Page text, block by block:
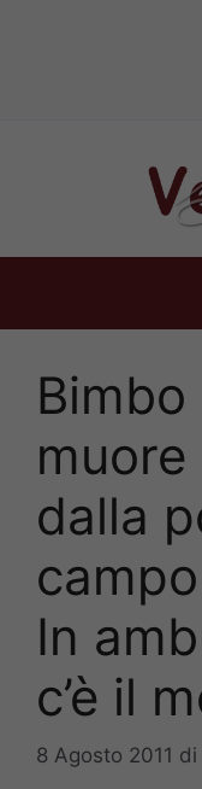
dalla
In
c’è il
8 Agosto 2011 di